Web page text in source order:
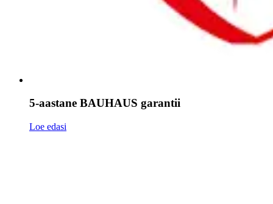
5-aastane BAUHAUS garantii
Loe edasi